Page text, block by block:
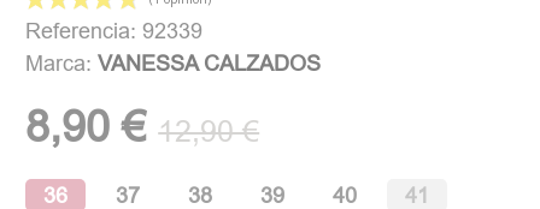
Referencia: 92339
Marca:VANESSA CALZADOS
8,90 € 12,90 €
36 37 38 39 40 41